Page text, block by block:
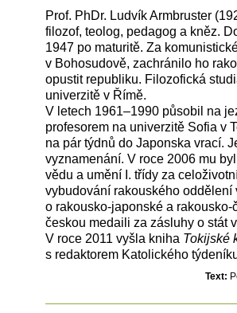
Prof. PhDr. Ludvík Armbruster
filozof, teolog, pedagog a kněz.
1947 po maturitě. Za
v Bohosudově, zachránilo ho
opustit republiku. Filozofická
univerzitě v Římě.
V letech 1961–1990 působil na
profesorem na univerzitě Sofia v
na pár týdnů do Japonska vrací.
vyznamenání. V roce 2006 mu
vědu a umění I. třídy za
vybudování rakouského
o rakousko-japonské a
českou medaili za zásluhy o stát
V roce 2011 vyšla kniha Tokijské
s redaktorem Katolického
Text: